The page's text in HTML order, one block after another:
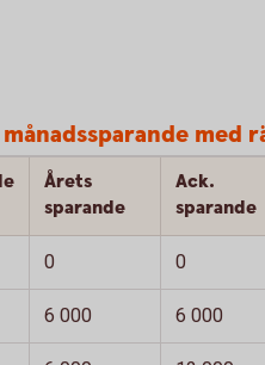
med
Årets
sparande
Ack.
sparande
0 0
6 000 6 000